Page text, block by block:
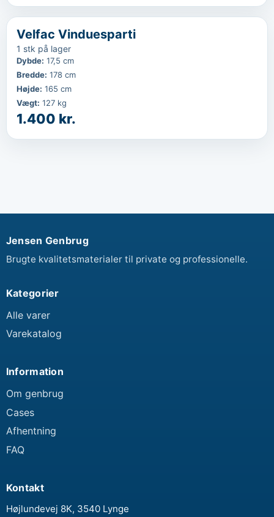
‹
Velfac Vinduesparti
1 stk på lager
Dybde: 17,5 cm
Bredde: 178 cm
Højde: 165 cm
Vægt: 127 kg
1.400 kr.
Jensen Genbrug
Brugte kvalitetsmaterialer til private og professionelle.
Kategorier
Alle varer
Varekatalog
Information
Om genbrug
Cases
Afhentning
FAQ
Kontakt
Højlundevej 8K, 3540 Lynge